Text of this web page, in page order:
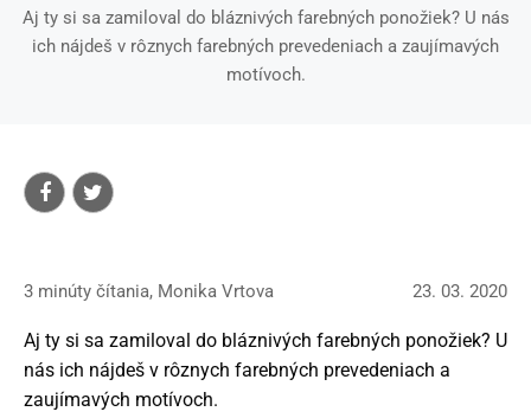
Aj ty si sa zamiloval do bláznivých farebných ponožiek? U nás
ich nájdeš v rôznych farebných prevedeniach a zaujímavých
motívoch.
3 minúty čítania, Monika Vrtova 23. 03. 2020
Aj ty si sa zamiloval do bláznivých farebných ponožiek? U
nás ich nájdeš v rôznych farebných prevedeniach a
zaujímavých motívoch.